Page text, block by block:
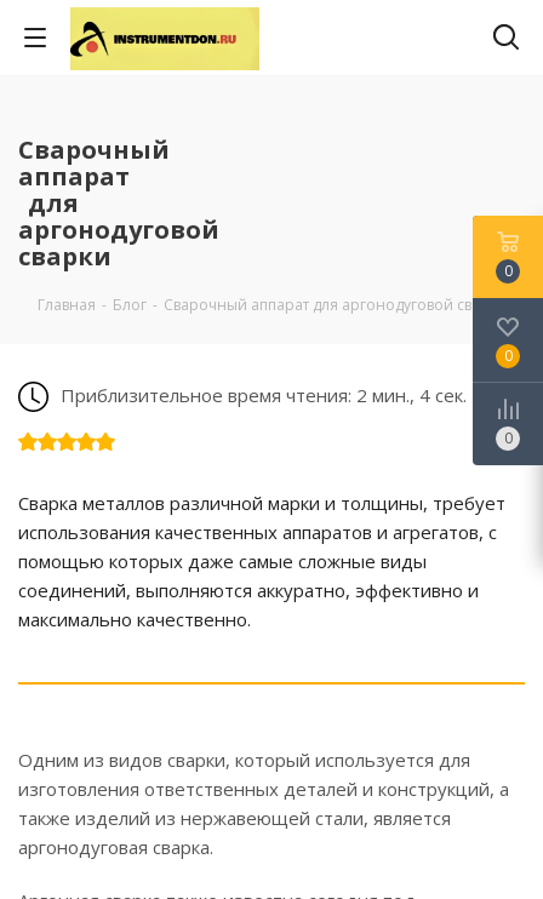
Сварочный
аппарат
для
аргонодуговой
сварки
Главная - Блог - Сварочный аппарат для аргонодуговой сварки
Приблизительное время чтения: 2 мин., 4 сек.
Сварка металлов различной марки и толщины, требует
использования качественных аппаратов и агрегатов, с
помощью которых даже самые сложные виды
соединений, выполняются аккуратно, эффективно и
максимально качественно.
Одним из видов сварки, который используется для
изготовления ответственных деталей и конструкций, а
также изделий из нержавеющей стали, является
аргонодуговая сварка.
0
0
0